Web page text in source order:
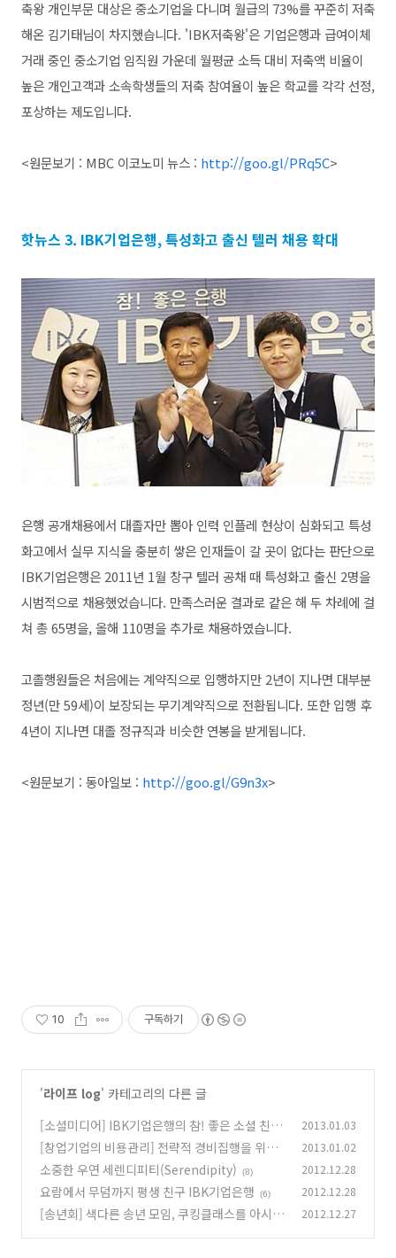
축왕 개인부문 대상은 중소기업을 다니며 월급의 73%를 꾸준히 저축
해온 김기태님이 차지했습니다. 'IBK저축왕'은 기업은행과 급여이체
거래 중인 중소기업 임직원 가운데 월평균 소득 대비 저축액 비율이
높은 개인고객과 소속학생들의 저축 참여율이 높은 학교를 각각 선정,
포상하는 제도입니다.
<원문보기 : MBC 이코노미 뉴스 : http://goo.gl/PRq5C>
핫뉴스 3. IBK기업은행, 특성화고 출신 텔러 채용 확대
은행 공개채용에서 대졸자만 뽑아 인력 인플레 현상이 심화되고 특성
화고에서 실무 지식을 충분히 쌓은 인재들이 갈 곳이 없다는 판단으로
IBK기업은행은 2011년 1월 창구 텔러 공채 때 특성화고 출신 2명을
시범적으로 채용했었습니다. 만족스러운 결과로 같은 해 두 차례에 걸
쳐 총 65명을, 올해 110명을 추가로 채용하였습니다.
고졸행원들은 처음에는 계약직으로 입행하지만 2년이 지나면 대부분
정년(만 59세)이 보장되는 무기계약직으로 전환됩니다. 또한 입행 후
4년이 지나면 대졸 정규직과 비슷한 연봉을 받게됩니다.
<원문보기 : 동아일보 : http://goo.gl/G9n3x>
10 구독하기
'라이프 log' 카테고리의 다른 글
[소셜미디어] IBK기업은행의 참! 좋은 소셜 친구
가 되어 보세요! (18)
2013.01.03
[창업기업의 비용관리] 전략적 경비집행을 위한
TIP (0)
2013.01.02
소중한 우연 세렌디피티(Serendipity) (8) 2012.12.28
요람에서 무덤까지 평생 친구 IBK기업은행 (6) 2012.12.28
[송년회] 색다른 송년 모임, 쿠킹클래스를 아시나
2012.12.27